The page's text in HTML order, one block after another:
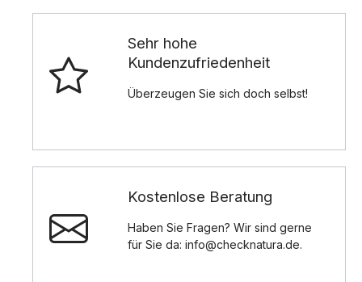
Sehr hohe
Kundenzufriedenheit
Überzeugen Sie sich doch selbst!
Kostenlose Beratung
Haben Sie Fragen? Wir sind gerne
für Sie da: info@checknatura.de.